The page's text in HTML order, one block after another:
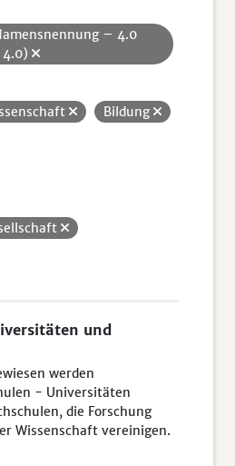
– 4.0
4.0)
Bildung
und
werden
- Universitäten
die Forschung
Wissenschaft vereinigen.